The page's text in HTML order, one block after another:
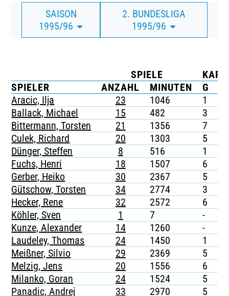
CLUBMITGLIEDSCHAFT
BUSINESS
TICKETING
SAISON
1995/96
2. BUNDESLIGA
1995/96
SPIELE
SPIELER
ANZAHL MINUTEN G
Aracic, Ilja
23 1046 1
Ballack, Michael
15 482 3
Bittermann, Torsten
21 1356 7
Culek, Richard
20 1303 5
Dünger, Steffen
8 516 1
Fuchs, Henri
18 1507 6
Gerber, Heiko
30 2367 5
Gütschow, Torsten
34 2774 3
Hecker, Rene
32 2572 6
Köhler, Sven
1 7 -
Kunze, Alexander
14 1260 -
Laudeley, Thomas
24 1450 1
Meißner, Silvio
29 2369 5
Melzig, Jens
20 1556 6
Milanko, Goran
24 1524 5
Panadic, Andrej
33 2970 5